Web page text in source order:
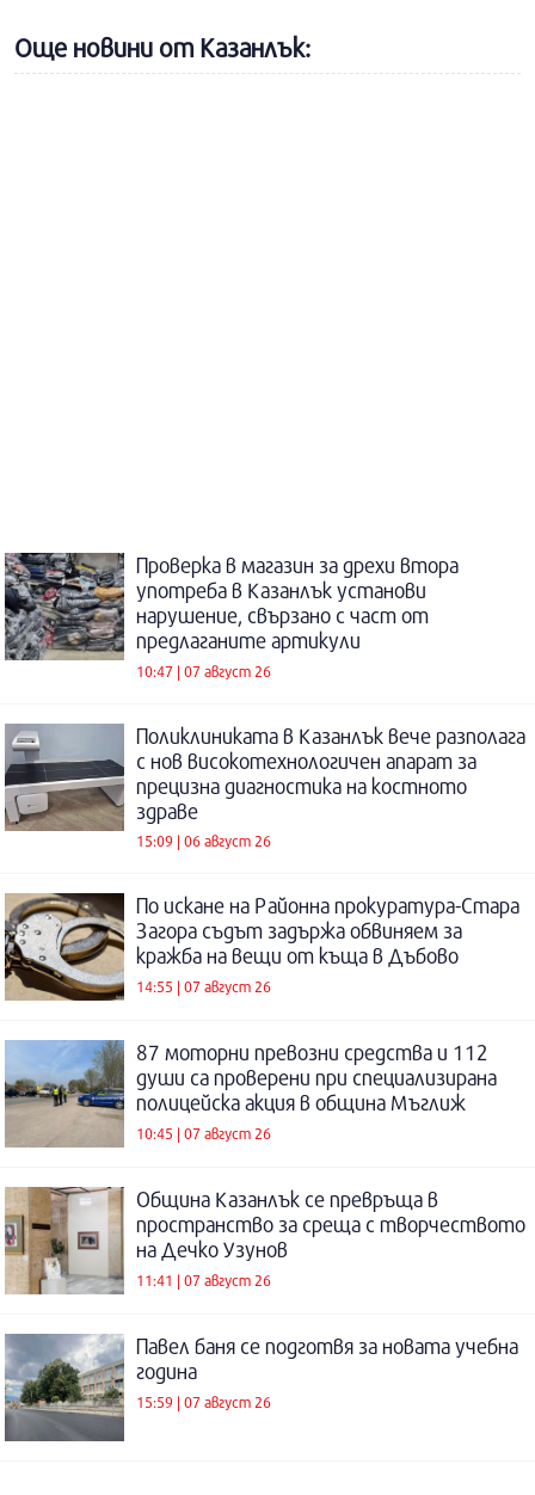
Още новини от Казанлък:
Проверка в магазин за дрехи втора
употреба в Казанлък установи
нарушение, свързано с част от
предлаганите артикули
10:47 | 07 август 26
Поликлиниката в Казанлък вече разполага
с нов високотехнологичен апарат за
прецизна диагностика на костното
здраве
15:09 | 06 август 26
По искане на Районна прокуратура-Стара
Загора съдът задържа обвиняем за
кражба на вещи от къща в Дъбово
14:55 | 07 август 26
87 моторни превозни средства и 112
души са проверени при специализирана
полицейска акция в община Мъглиж
10:45 | 07 август 26
Община Казанлък се превръща в
пространство за среща с творчеството
на Дечко Узунов
11:41 | 07 август 26
Павел баня се подготвя за новата учебна
година
15:59 | 07 август 26